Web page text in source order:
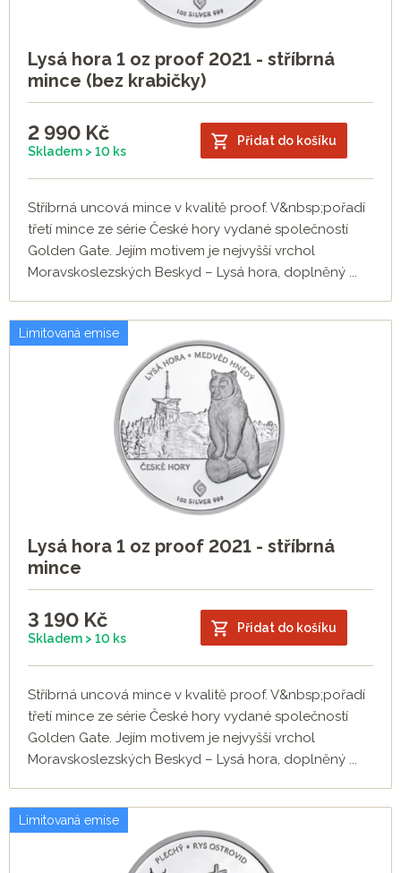
Lysá hora 1 oz proof 2021 - stříbrná
mince (bez krabičky)
2 990 Kč
Skladem > 10 ks
Přidat do košíku
Stříbrná uncová mince v kvalitě proof. V&nbsp;pořadí
třetí mince ze série České hory vydané společností
Golden Gate. Jejím motivem je nejvyšší vrchol
Moravskoslezských Beskyd – Lysá hora, doplněný ...
Limitovaná emise
Lysá hora 1 oz proof 2021 - stříbrná
mince
3 190 Kč
Skladem > 10 ks
Přidat do košíku
Stříbrná uncová mince v kvalitě proof. V&nbsp;pořadí
třetí mince ze série České hory vydané společností
Golden Gate. Jejím motivem je nejvyšší vrchol
Moravskoslezských Beskyd – Lysá hora, doplněný ...
Limitovaná emise